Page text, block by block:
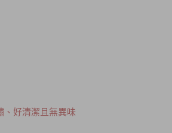
、好清潔且無異味